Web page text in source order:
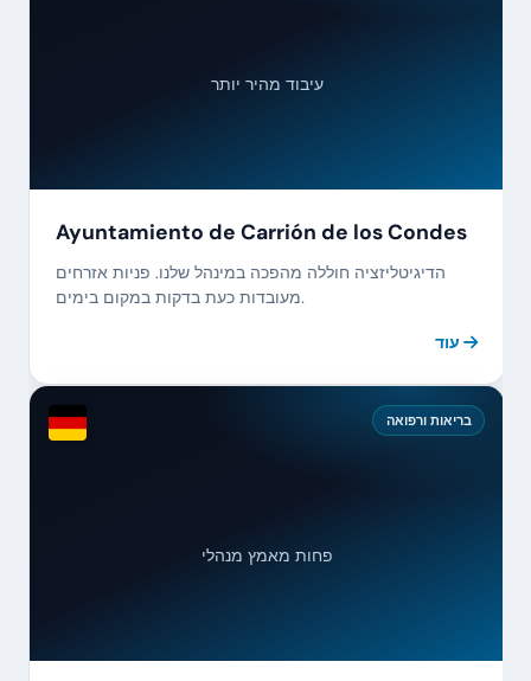
עיבוד מהיר יותר
Ayuntamiento de Carrión de los Condes
הדיגיטליזציה חוללה מהפכה במינהל שלנו. פניות אזרחים
מעובדות כעת בדקות במקום בימים.
עוד
בריאות ורפואה
פחות מאמץ מנהלי